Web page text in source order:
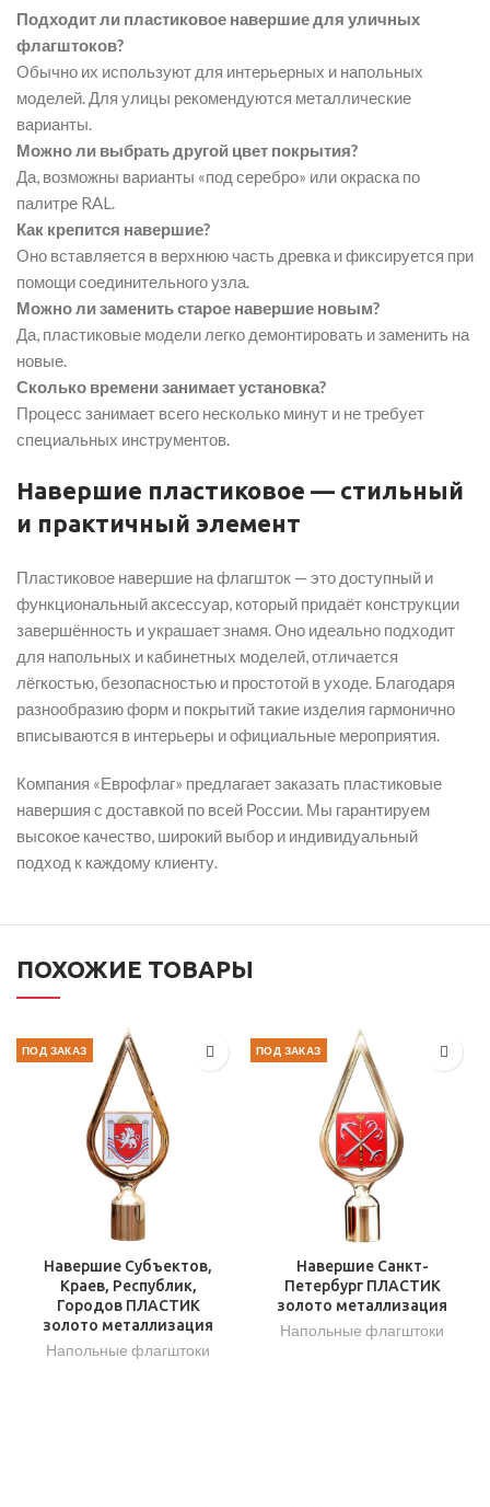
Подходит ли пластиковое навершие для уличных
флагштоков?
Обычно их используют для интерьерных и напольных
моделей. Для улицы рекомендуются металлические
варианты.
Можно ли выбрать другой цвет покрытия?
Да, возможны варианты «под серебро» или окраска по
палитре RAL.
Как крепится навершие?
Оно вставляется в верхнюю часть древка и фиксируется при
помощи соединительного узла.
Можно ли заменить старое навершие новым?
Да, пластиковые модели легко демонтировать и заменить на
новые.
Сколько времени занимает установка?
Процесс занимает всего несколько минут и не требует
специальных инструментов.
Навершие пластиковое — стильный
и практичный элемент
Пластиковое навершие на флагшток — это доступный и
функциональный аксессуар, который придаёт конструкции
завершённость и украшает знамя. Оно идеально подходит
для напольных и кабинетных моделей, отличается
лёгкостью, безопасностью и простотой в уходе. Благодаря
разнообразию форм и покрытий такие изделия гармонично
вписываются в интерьеры и официальные мероприятия.
Компания «Еврофлаг» предлагает заказать пластиковые
навершия с доставкой по всей России. Мы гарантируем
высокое качество, широкий выбор и индивидуальный
подход к каждому клиенту.
ПОХОЖИЕ ТОВАРЫ
ПОД ЗАКАЗ
Навершие Субъектов,
Краев, Республик,
Городов ПЛАСТИК
золото металлизация
Напольные флагштоки
ПОД ЗАКАЗ
Навершие Санкт-
Петербург ПЛАСТИК
золото металлизация
Напольные флагштоки